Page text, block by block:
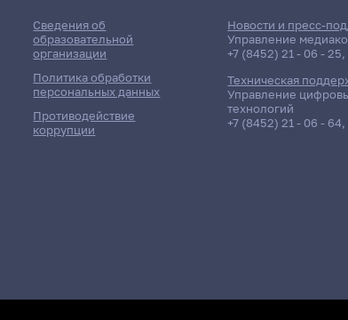
Сведения об
образовательной
организации
Политика обработки
персональных данных
Противодействие
коррупции
Новости и пресс-
Управление
+7 (8452) 21 - 06 - 25,
Техническая
Управление
технологий
+7 (8452) 21 - 06 - 64,